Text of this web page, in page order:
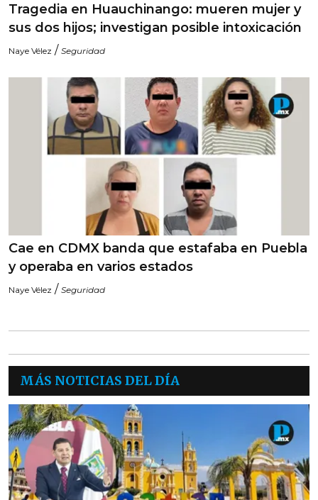
Tragedia en Huauchinango: mueren mujer y
sus dos hijos; investigan posible intoxicación
Naye Vélez / Seguridad
Cae en CDMX banda que estafaba en Puebla
y operaba en varios estados
Naye Vélez / Seguridad
MÁS NOTICIAS DEL DÍA